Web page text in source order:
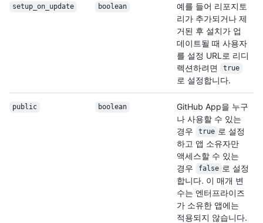
setup_on_update boolean
예를 들어 리포지토
리가 추가되거나 제
거된 후 설치가 업
데이트될 때 사용자
를 설정 URL로 리디
렉션하려면
true
로 설정합니다.
public boolean
GitHub App을 누구
나 사용할 수 있는
경우
true 로 설정
하고 앱 소유자만
액세스할 수 있는
경우
false 로 설정
합니다. 이 매개 변
수는 엔터프라이즈
가 소유한 앱에는
적용되지 않습니다.